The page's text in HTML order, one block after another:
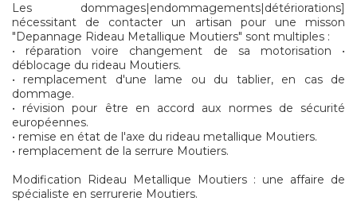
Les dommages|endommagements|détériorations]
nécessitant de contacter un artisan pour une misson
"Depannage Rideau Metallique Moutiers" sont multiples :
• réparation voire changement de sa motorisation •
déblocage du rideau Moutiers.
• remplacement d'une lame ou du tablier, en cas de
dommage.
• révision pour être en accord aux normes de sécurité
européennes.
• remise en état de l'axe du rideau metallique Moutiers.
• remplacement de la serrure Moutiers.
Modification Rideau Metallique Moutiers : une affaire de
spécialiste en serrurerie Moutiers.